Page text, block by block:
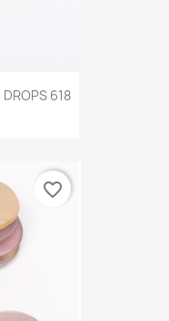
618
favorite_border